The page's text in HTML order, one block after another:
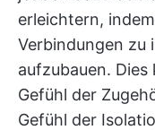
erleichtern,
Verbindungen zu
aufzubauen.
Gefühl der
Gefühl der